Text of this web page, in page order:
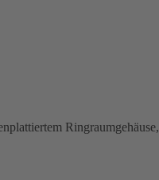
Ringraumgehäuse,